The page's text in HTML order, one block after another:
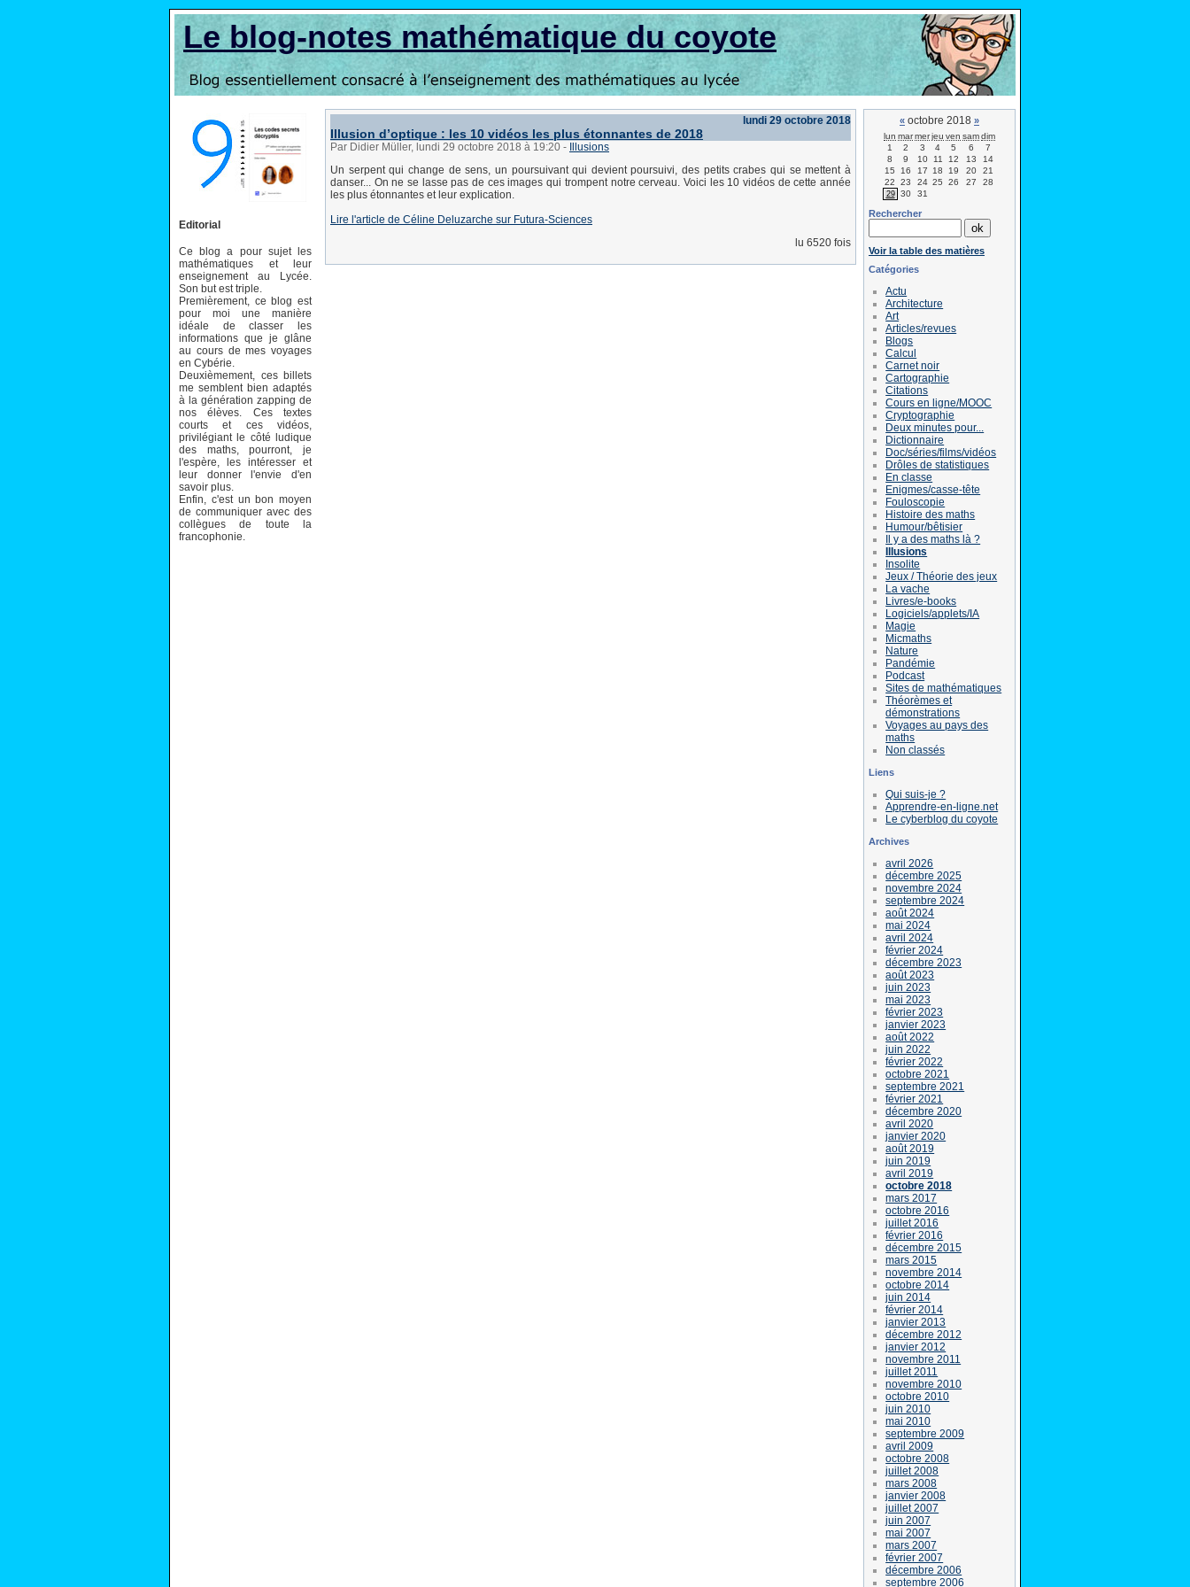
Le blog-notes mathématique du coyote
Editorial
Ce blog a pour sujet les
mathématiques et leur
enseignement au Lycée.
Son but est triple.
Premièrement, ce blog est
pour moi une manière
idéale de classer les
informations que je glâne
au cours de mes voyages
en Cybérie.
Deuxièmement, ces billets
me semblent bien adaptés
à la génération zapping de
nos élèves. Ces textes
courts et ces vidéos,
privilégiant le côté ludique
des maths, pourront, je
l'espère, les intéresser et
leur donner l'envie d'en
savoir plus.
Enfin, c'est un bon moyen
de communiquer avec des
collègues de toute la
francophonie.
lundi 29 octobre 2018
Illusion d’optique : les 10 vidéos les plus étonnantes de 2018
Par Didier Müller, lundi 29 octobre 2018 à 19:20 -
Illusions
Un serpent qui change de sens, un poursuivant qui devient poursuivi, des petits crabes qui se mettent à
danser... On ne se lasse pas de ces images qui trompent notre cerveau. Voici les 10 vidéos de cette année
les plus étonnantes et leur explication.
Lire l'article de Céline Deluzarche sur Futura-Sciences
lu 6520 fois
« octobre 2018 »
lun marmerjeu ven samdim
1
2 3 4 5 6
7
8
9 10 11 12 13
14
15
16 17 18 19 20
21
22
23 24 25 26 27 28
29 30 31
Rechercher
Voir la table des matières
Catégories
Actu
Architecture
Art
Articles/revues
Blogs
Calcul
Carnet noir
Cartographie
Citations
Cours en ligne/MOOC
Cryptographie
Deux minutes pour...
Dictionnaire
Doc/séries/films/vidéos
Drôles de statistiques
En classe
Enigmes/casse-tête
Fouloscopie
Histoire des maths
Humour/bêtisier
Il y a des maths là ?
Illusions
Insolite
Jeux / Théorie des jeux
La vache
Livres/e-books
Logiciels/applets/IA
Magie
Micmaths
Nature
Pandémie
Podcast
Sites de mathématiques
Théorèmes et
démonstrations
Voyages au pays des
maths
Non classés
Liens
Qui suis-je ?
Apprendre-en-ligne.net
Le cyberblog du coyote
Archives
avril 2026
décembre 2025
novembre 2024
septembre 2024
août 2024
mai 2024
avril 2024
février 2024
décembre 2023
août 2023
juin 2023
mai 2023
février 2023
janvier 2023
août 2022
juin 2022
février 2022
octobre 2021
septembre 2021
février 2021
décembre 2020
avril 2020
janvier 2020
août 2019
juin 2019
avril 2019
octobre 2018
mars 2017
octobre 2016
juillet 2016
février 2016
décembre 2015
mars 2015
novembre 2014
octobre 2014
juin 2014
février 2014
janvier 2013
décembre 2012
janvier 2012
novembre 2011
juillet 2011
novembre 2010
octobre 2010
juin 2010
mai 2010
septembre 2009
avril 2009
octobre 2008
juillet 2008
mars 2008
janvier 2008
juillet 2007
juin 2007
mai 2007
mars 2007
février 2007
décembre 2006
septembre 2006